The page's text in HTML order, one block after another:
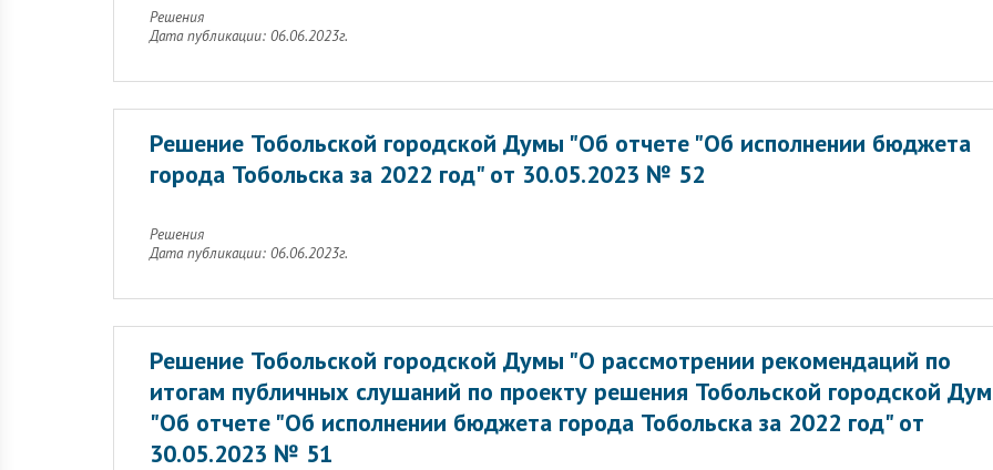
Решения
Дата публикации: 06.06.2023г.
Решение Тобольской городской Думы "Об отчете "Об исполнении бюджета
города Тобольска за 2022 год" от 30.05.2023 № 52
Решения
Дата публикации: 06.06.2023г.
Решение Тобольской городской Думы "О рассмотрении рекомендаций по
итогам публичных слушаний по проекту решения Тобольской городской
"Об отчете "Об исполнении бюджета города Тобольска за 2022 год" от
30.05.2023 № 51